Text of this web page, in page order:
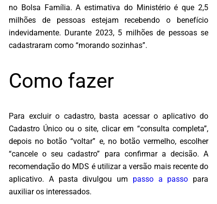
no Bolsa Família. A estimativa do Ministério é que 2,5
milhões de pessoas estejam recebendo o benefício
indevidamente. Durante 2023, 5 milhões de pessoas se
cadastraram como “morando sozinhas”.
Como fazer
Para excluir o cadastro, basta acessar o aplicativo do
Cadastro Único ou o site, clicar em “consulta completa”,
depois no botão “voltar” e, no botão vermelho, escolher
“cancele o seu cadastro” para confirmar a decisão. A
recomendação do MDS é utilizar a versão mais recente do
aplicativo. A pasta divulgou um passo a passo para
auxiliar os interessados.